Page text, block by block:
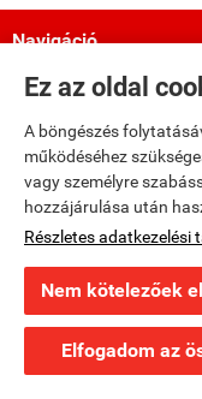
Ez az oldal
A böngészés
működéséhez
vagy személyre
hozzájárulása után
Részletes adatkezelési
Nem kötelezőek
Elfogadom az
Navigáció
Saját fiók
Bemutatkozás
Kövess minket a
Ajánlott termék
Nagy Marvel
Gyermekek
Részletek »